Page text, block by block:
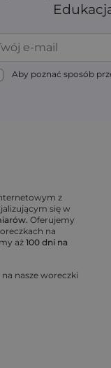
Aby poznać sposób
z
się w
Oferujemy
na
aż 100 dni na
nasze woreczki